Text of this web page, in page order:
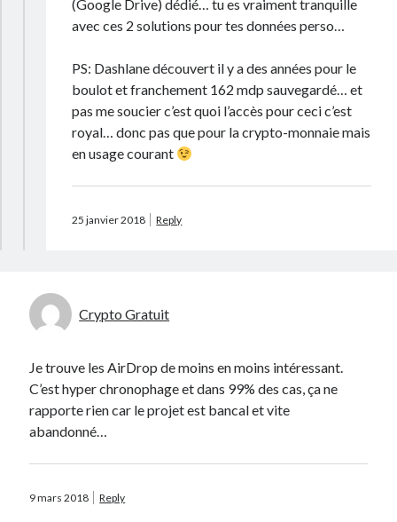
(Google Drive) dédié… tu es vraiment tranquille
avec ces 2 solutions pour tes données perso…
PS: Dashlane découvert il y a des années pour le
boulot et franchement 162 mdp sauvegardé… et
pas me soucier c’est quoi l’accès pour ceci c’est
royal… donc pas que pour la crypto-monnaie mais
en usage courant
25 janvier 2018 Reply
Crypto Gratuit
Je trouve les AirDrop de moins en moins intéressant.
C’est hyper chronophage et dans 99% des cas, ça ne
rapporte rien car le projet est bancal et vite
abandonné…
9 mars 2018 Reply